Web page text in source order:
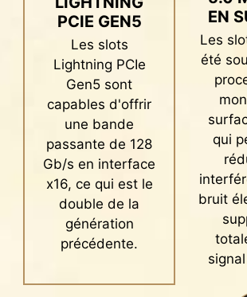
PCIE GEN5
Les slots
Lightning PCIe
Gen5 sont
capables d'offrir
une bande
passante de 128
Gb/s en interface
x16, ce qui est le
double de la
génération
précédente.
EN
Les
été
qui
bruit
EDITION est prête à totalement
performances mémoire.
Le processus de soudage
réduit les défaut des points de
phénomène
interférences. L'ajout de la
exclusive MSI Memory Boost
carte mère de délivrer un
et de haute
Personnalisez la couleur et les
RGB en toute